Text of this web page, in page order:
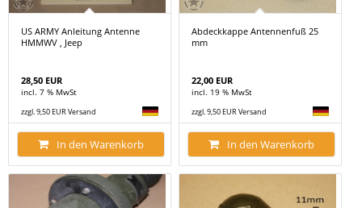
US ARMY Anleitung Antenne
HMMWV , Jeep
28,50 EUR
incl. 7 % MwSt
zzgl. 9,50 EUR Versand
In den Warenkorb
Abdeckkappe Antennenfuß 25
mm
22,00 EUR
incl. 19 % MwSt
zzgl. 9,50 EUR Versand
In den Warenkorb